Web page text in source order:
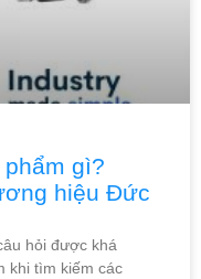
gì?
hiệu Đức
hỏi được khá
khi tìm kiếm các